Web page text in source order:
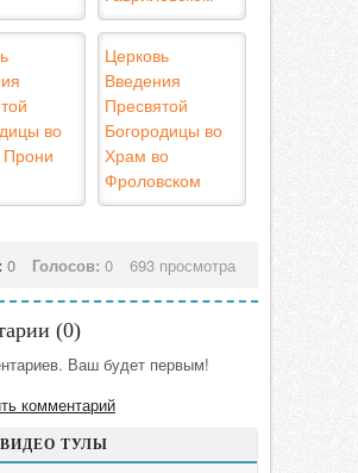
во
Церковь
Введения
Пресвятой
Богородицы во
Храм во
Фроловском
0 Голосов: 0 693 просмотра
(0)
Ваш будет первым!
комментарий
ТУЛЫ